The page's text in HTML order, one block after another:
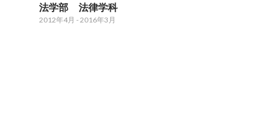
法学部　法律学科
2012年4月 -2016年3月